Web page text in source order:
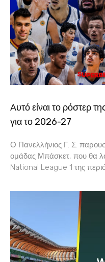
Αυτό είναι το ρόστερ
για το 2026-27
Ο Πανελλήνιος Γ. Σ.
ομάδας Μπάσκετ, που θα
National League 1 της